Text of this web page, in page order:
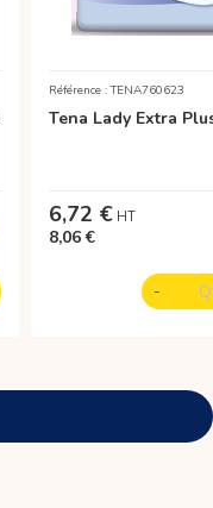
Référence : TENA760623
Tena Lady Extra
6,72 €
8,06 €